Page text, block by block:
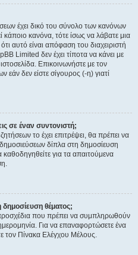
έχει δικό του σύνολο των κανόνων
κάποιο κανόνα, τότε ίσως να λάβατε μια
αυτό είναι απόφαση του διαχειριστή
Limited δεν έχει τίποτα να κάνει με
Επικοινωνήστε με τον
εάν δεν είστε σίγουρος (-η) γιατί
σε έναν συντονιστή;
το έχει επιτρέψει, θα πρέπει να
δίπλα στη δημοσίευση
για τα απαιτούμενα
δημοσίευση θέματος;
που πρέπει να συμπληρωθούν
Για να επαναφορτώσετε ένα
τον Πίνακα Ελέγχου Μέλους.